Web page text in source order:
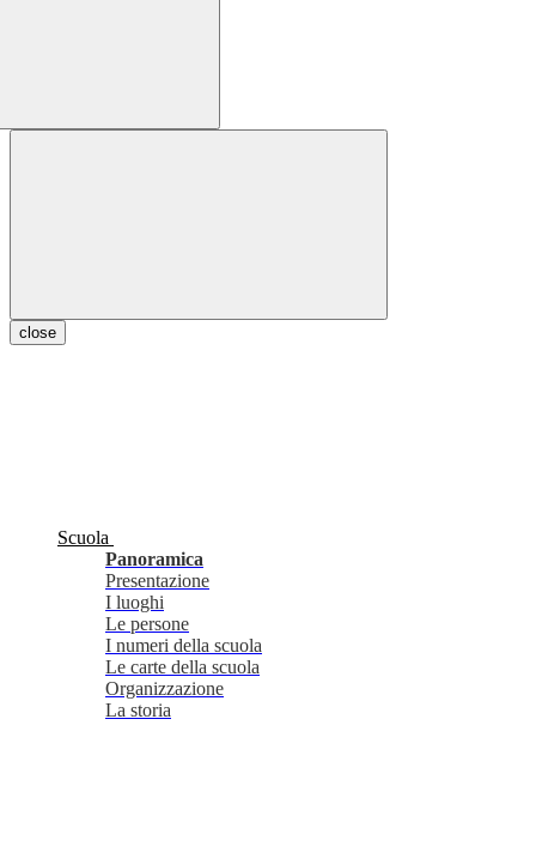
close
Scuola
Panoramica
Presentazione
I luoghi
Le persone
I numeri della scuola
Le carte della scuola
Organizzazione
La storia